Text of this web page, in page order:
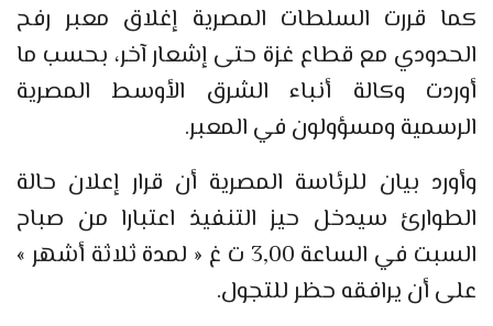
كما قررت السلطات المصرية إغلاق معبر رفح
الحدودي مع قطاع غزة حتى إشعار آخر، بحسب ما
أوردت وكالة أنباء الشرق الأوسط المصرية
الرسمية ومسؤولون في المعبر.
وأورد بيان للرئاسة المصرية أن قرار إعلان حالة
الطوارئ سيدخل حيز التنفيذ اعتبارا من صباح
السبت في الساعة 3,00 ت غ « لمدة ثلاثة أشهر »
على أن يرافقه حظر للتجول.